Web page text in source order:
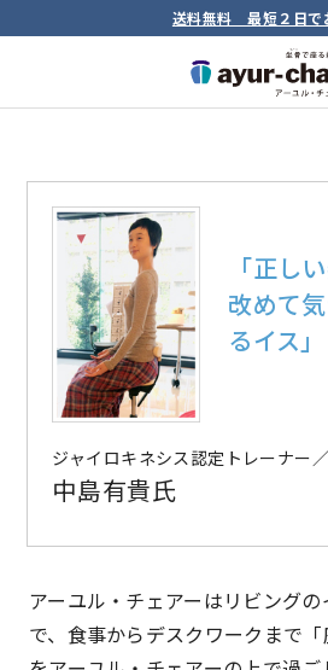
送料無料 最短２日で
「正し
改めて
るイス」
ジャイロキネシス認定トレーナー
中島有貴氏
アーユル・チェアーはリビング
で、食事からデスクワークまで